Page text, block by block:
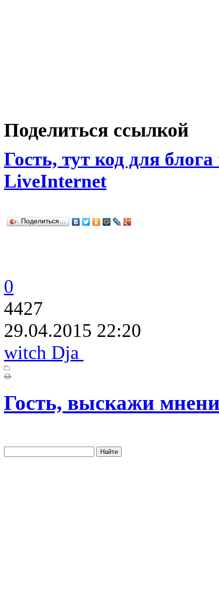
Поделиться ссылкой
Гость, тут код для
LiveInternet
Поделиться…
0
4427
29.04.2015 22:20
witch Dja
Гость, выскажи